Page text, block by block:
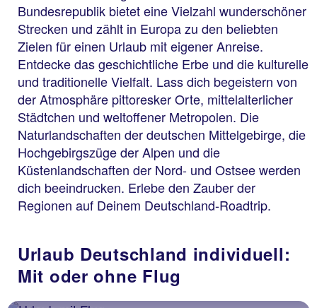
Bundesrepublik bietet eine Vielzahl wunderschöner
Strecken und zählt in Europa zu den beliebten
Zielen für einen Urlaub mit eigener Anreise.
Entdecke das geschichtliche Erbe und die kulturelle
und traditionelle Vielfalt. Lass dich begeistern von
der Atmosphäre pittoresker Orte, mittelalterlicher
Städtchen und weltoffener Metropolen. Die
Naturlandschaften der deutschen Mittelgebirge, die
Hochgebirgszüge der Alpen und die
Küstenlandschaften der Nord- und Ostsee werden
dich beeindrucken. Erlebe den Zauber der
Regionen auf Deinem Deutschland-Roadtrip.
Urlaub Deutschland individuell:
Mit oder ohne Flug